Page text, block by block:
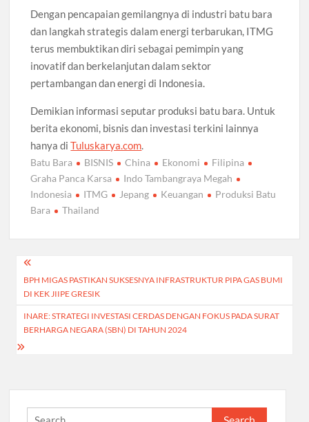
Dengan pencapaian gemilangnya di industri batu bara
dan langkah strategis dalam energi terbarukan, ITMG
terus membuktikan diri sebagai pemimpin yang
inovatif dan berkelanjutan dalam sektor
pertambangan dan energi di Indonesia.
Demikian informasi seputar produksi batu bara. Untuk
berita ekonomi, bisnis dan investasi terkini lainnya
hanya diTuluskarya.com.
Batu Bara BISNIS China Ekonomi
Filipina
Graha Panca Karsa
Indo Tambangraya Megah
Indonesia
ITMG Jepang Keuangan
Produksi Batu
Bara
Thailand
Post
navigation
BPH MIGAS PASTIKAN SUKSESNYA INFRASTRUKTUR PIPA GAS BUMI
DI KEK JIIPE GRESIK
INARE: STRATEGI INVESTASI CERDAS DENGAN FOKUS PADA SURAT
BERHARGA NEGARA (SBN) DI TAHUN 2024
Search